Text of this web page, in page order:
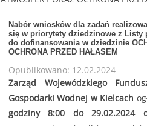
Nabór wniosków dla zadań
się w priorytety dziedzinowe z Listy
do dofinansowania w dziedzinie
OCHRONA PRZED HAŁASEM
Opublikowano: 12.02.2024
Zarząd Wojewódzkiego
Gospodarki Wodnej w Kielcach
godziny 8:00 do 29.02.2024